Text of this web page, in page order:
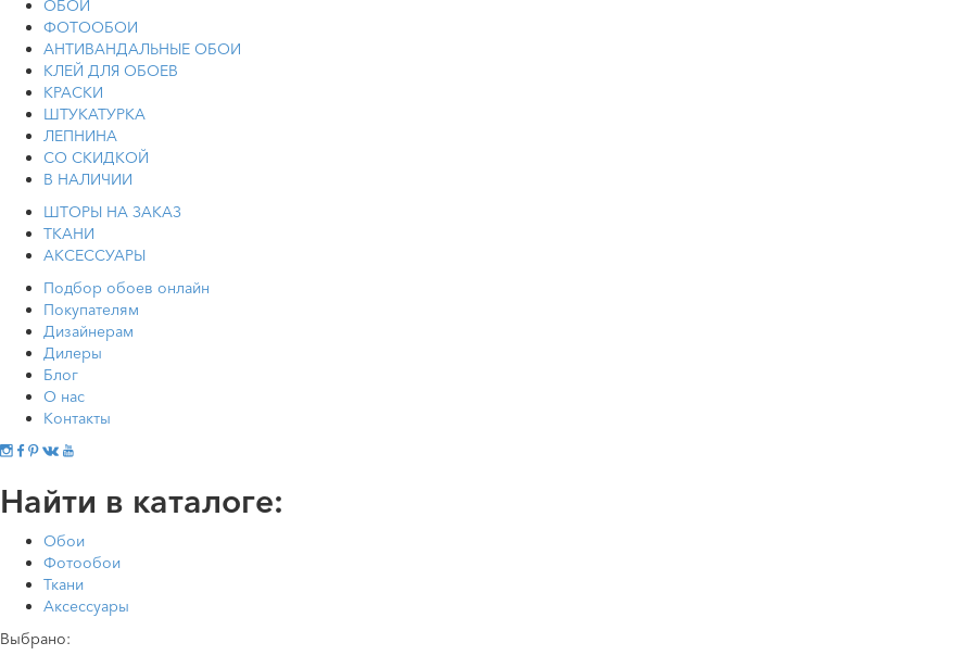
ОБОИ
ФОТООБОИ
АНТИВАНДАЛЬНЫЕ ОБОИ
КЛЕЙ ДЛЯ ОБОЕВ
КРАСКИ
ШТУКАТУРКА
ЛЕПНИНА
СО СКИДКОЙ
В НАЛИЧИИ
ШТОРЫ НА ЗАКАЗ
ТКАНИ
АКСЕССУАРЫ
Подбор обоев онлайн
Покупателям
Дизайнерам
Дилеры
Блог
О нас
Контакты
Найти в каталоге:
Обои
Фотообои
Ткани
Аксессуары
Выбрано: